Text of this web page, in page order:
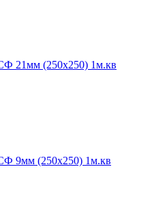
21мм (250х250) 1м.кв
9мм (250х250) 1м.кв